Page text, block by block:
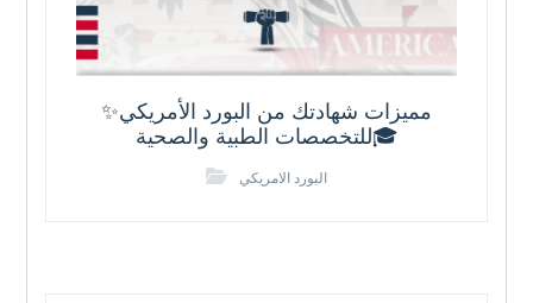
✨مميزات شهادتك من البورد الأمريكي
للتخصصات الطبية والصحية🎓
البورد الامريكي